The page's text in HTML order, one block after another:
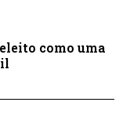
como uma